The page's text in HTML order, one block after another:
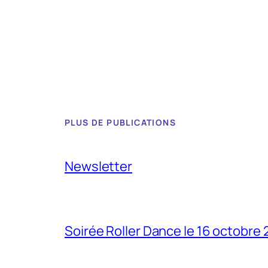
PLUS DE PUBLICATIONS
Newsletter
Soirée Roller Dance le 16 octobre